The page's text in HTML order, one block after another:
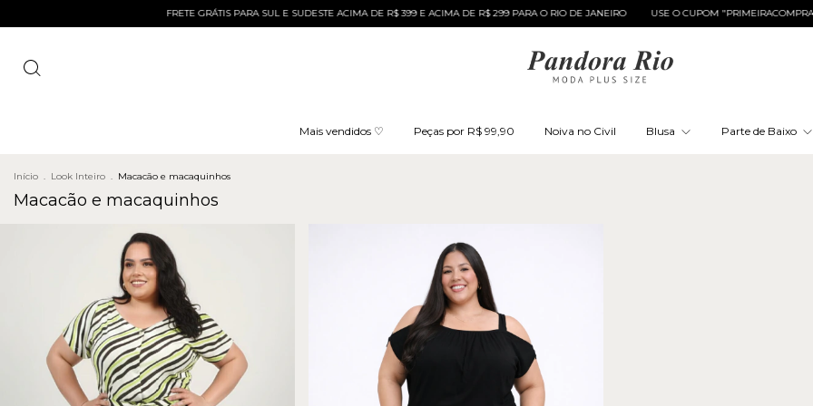
FRETE GRÁTIS PARA SUL E SUDESTE ACIMA DE R$ 399 E ACIMA DE R$ 299 PARA O RIO DE JANEIRO USE O CUPOM "PRIMEIRACOMPRA" E GANHE
Mais vendidos ♡ Peças por R$ 99,90 Noiva no Civil Blusa Parte de Baixo
Início . Look Inteiro . Macacão e macaquinhos
Macacão e macaquinhos